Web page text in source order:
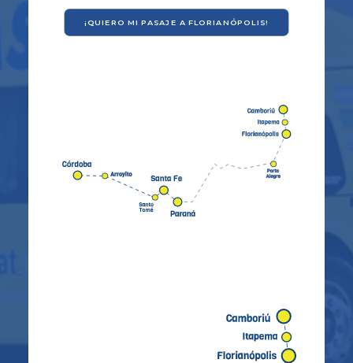
¡QUIERO MI PASAJE A FLORIANÓPOLIS!